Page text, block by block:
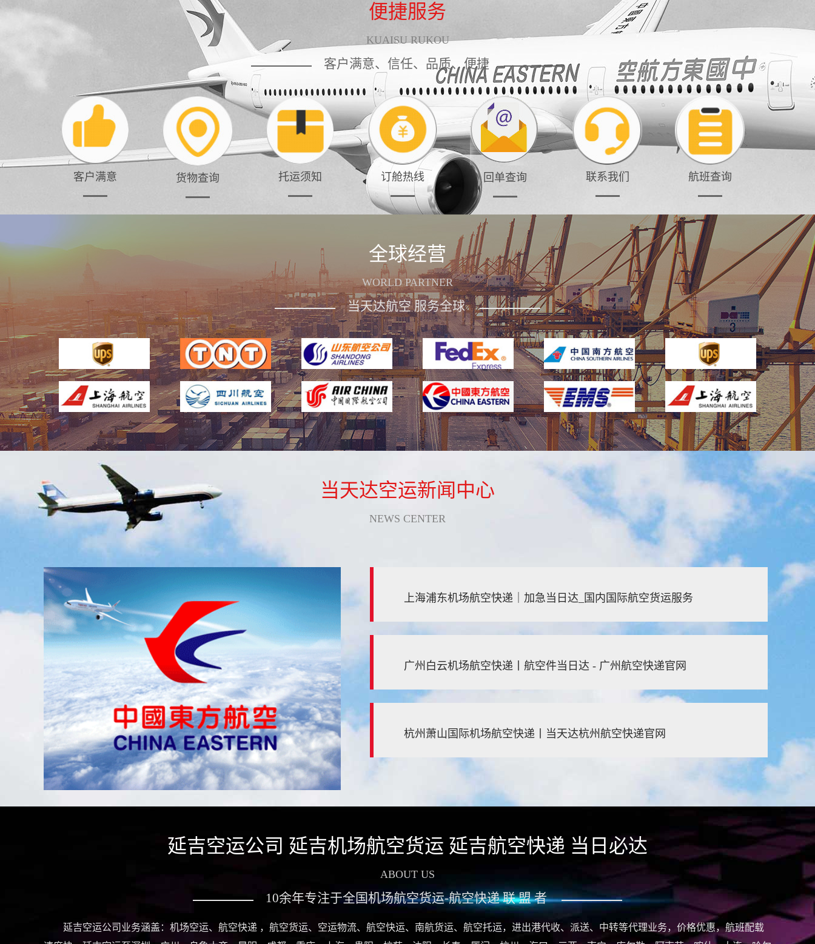
便捷服务
KUAISU RUKOU
客户满意、信任、品质、便捷
客户满意 货物查询 托运须知 订舱热线 回单查询 联系我们 航班查询
全球经营
WORLD PARTNER
当天达航空 服务全球
当天达空运新闻中心
NEWS CENTER
上海浦东机场航空快递｜加急当日达_国内国际航空货运服务
广州白云机场航空快递丨航空件当日达 - 广州航空快递官网
杭州萧山国际机场航空快递丨当天达杭州航空快递官网
延吉空运公司 延吉机场航空货运 延吉航空快递 当日必达
ABOUT US
10余年专注于全国机场航空货运-航空快递 联 盟 者
延吉空运公司业务涵盖：机场空运、航空快递 ，航空货运、空运物流、航空快运、南航货运、航空托运，进出港代收、派送、中转等代理业务，价格优惠，航班配载